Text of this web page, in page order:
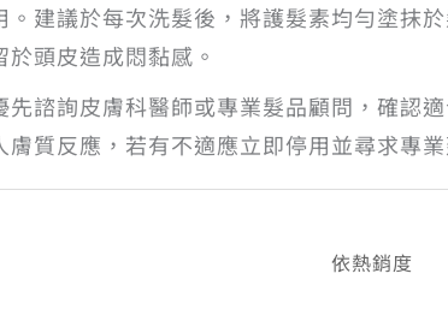
建議於每次洗髮後，將護髮素均勻塗抹
頭皮造成悶黏感。
諮詢皮膚科醫師或專業髮品顧問，確認
質反應，若有不適應立即停用並尋求專業